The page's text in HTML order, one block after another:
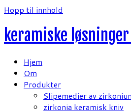
Hopp til innhold
keramiske
Hjem
Om
Produkter
Slipemedier av
zirkonia keramisk kniv